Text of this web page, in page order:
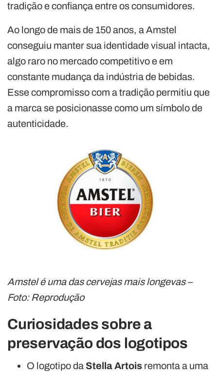
tradição e confiança entre os consumidores.
Ao longo de mais de 150 anos, a Amstel
conseguiu manter sua identidade visual intacta,
algo raro no mercado competitivo e em
constante mudança da indústria de bebidas.
Esse compromisso com a tradição permitiu que
a marca se posicionasse como um símbolo de
autenticidade.
Amstel é uma das cervejas mais longevas –
Foto: Reprodução
Curiosidades sobre a
preservação dos logotipos
O logotipo da Stella Artois remonta a uma